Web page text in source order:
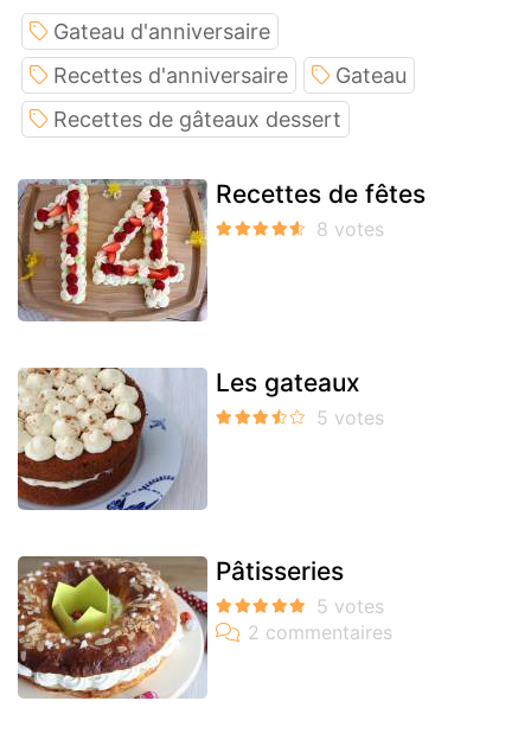
Gateau d'anniversaire
Recettes d'anniversaire
Gateau
Recettes de gâteaux dessert
Recettes de fêtes
Les gateaux
Pâtisseries